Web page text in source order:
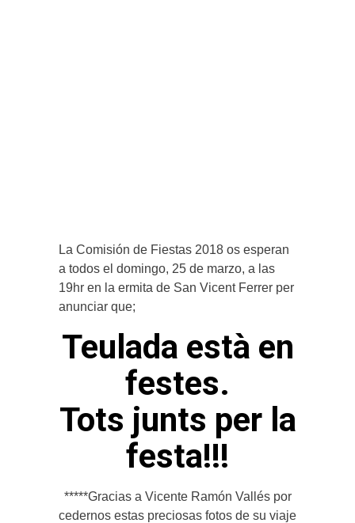
La Comisión de Fiestas 2018 os esperan
a todos el domingo, 25 de marzo, a las
19hr en la ermita de San Vicent Ferrer per
anunciar que;
Teulada està en
festes.
Tots junts per la
festa!!!
*****Gracias a Vicente Ramón Vallés por
cedernos estas preciosas fotos de su viaje